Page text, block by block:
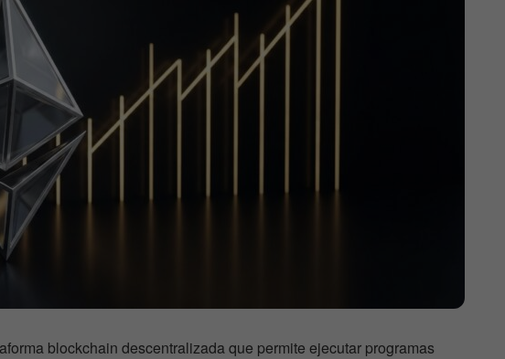
blockchain descentralizada que permite ejecutar programas